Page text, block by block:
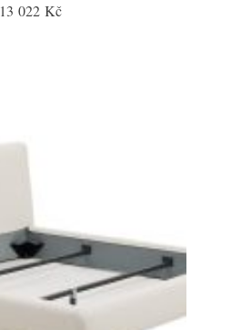
13 022 Kč